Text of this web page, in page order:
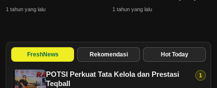
1 tahun yang lalu 1 tahun yang lalu
FreshNews Rekomendasi Hot Today
POTSI Perkuat Tata Kelola dan Prestasi
Teqball